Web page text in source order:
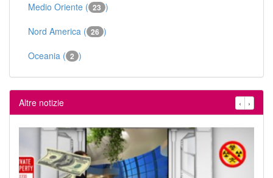
Medio Oriente ( 23 )
Nord America ( 26 )
Oceania ( 2 )
Altre notizie ‹ ›